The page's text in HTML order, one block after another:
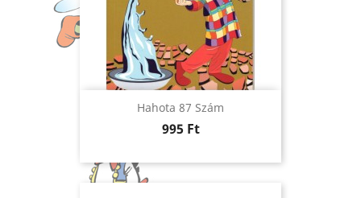
Hahota 87 Szám
Ár
995 Ft